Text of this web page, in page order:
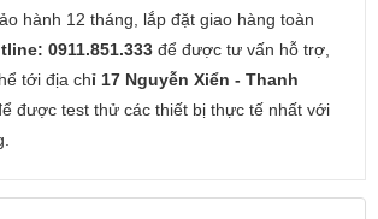
hành 12 tháng, lắp đặt giao hàng toàn
0911.851.333 để được tư vấn hỗ trợ,
tới địa chỉ 17 Nguyễn Xiển - Thanh
được test thử các thiết bị thực tế nhất với